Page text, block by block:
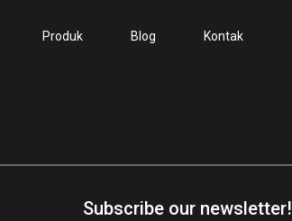
Produk Blog Kontak
Subscribe our newsletter!